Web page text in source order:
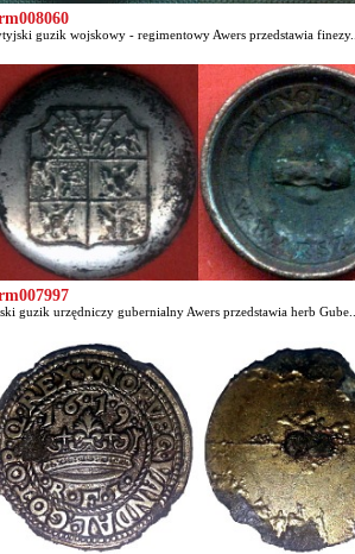
guzik wojskowy - regimentowy Awers przedstawia finezy...
guzik urzędniczy gubernialny Awers przedstawia herb Gube...